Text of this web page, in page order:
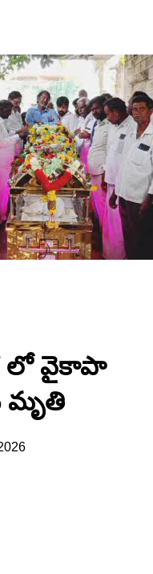
లో వైకాపా
మృతి